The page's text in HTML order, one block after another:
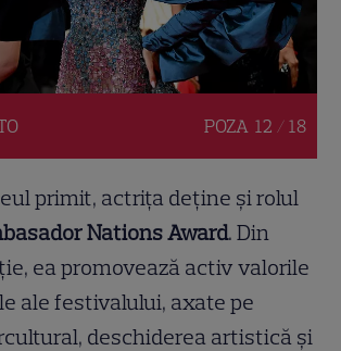
POZA 12 / 18
primit, actrița deține și rolul
Nations Award. Din
ea promovează activ valorile
ale festivalului, axate pe
deschiderea artistică și